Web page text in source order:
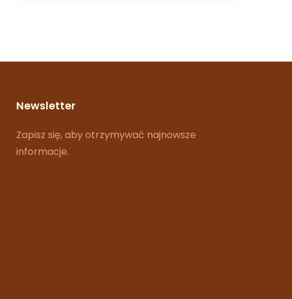
Newsletter
Zapisz się, aby otrzymywać najnowsze
informacje.